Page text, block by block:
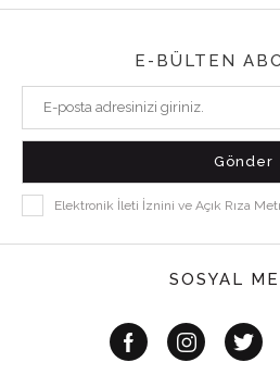
E-BÜLTEN
Elektronik İleti İznini ve Açık Rıza
SOSYAL